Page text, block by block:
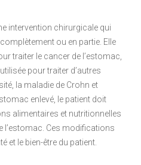
intervention chirurgicale qui
ou en partie. Elle
traiter le cancer de l’estomac,
pour traiter d’autres
la maladie de Crohn et
enlevé, le patient doit
alimentaires et nutritionnelles
l’estomac. Ces modifications
et le bien-être du patient.